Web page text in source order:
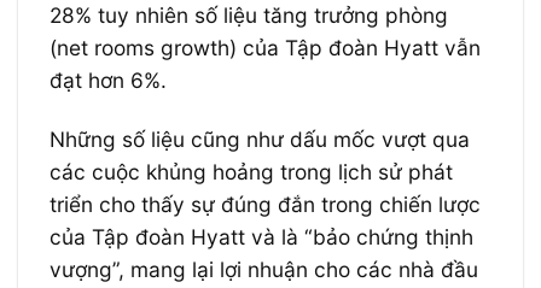
28% tuy nhiên số liệu tăng trưởng phòng
(net rooms growth) của Tập đoàn Hyatt vẫn
đạt hơn 6%.
Những số liệu cũng như dấu mốc vượt qua
các cuộc khủng hoảng trong lịch sử phát
triển cho thấy sự đúng đắn trong chiến lược
của Tập đoàn Hyatt và là “bảo chứng thịnh
vượng”, mang lại lợi nhuận cho các nhà đầu